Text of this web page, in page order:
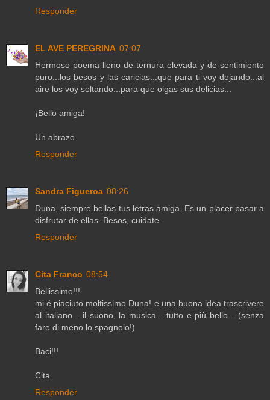
Responder
EL AVE PEREGRINA 07:07
Hermoso poema lleno de ternura elevada y de sentimiento
puro...los besos y las caricias...que para ti voy dejando...al
aire los voy soltando...para que oigas sus delicias...
¡Bello amiga!
Un abrazo.
Responder
Sandra Figueroa 08:26
Duna, siempre bellas tus letras amiga. Es un placer pasar a
disfrutar de ellas. Besos, cuidate.
Responder
Cita Franco 08:54
Bellissimo!!!
mi é piaciuto moltissimo Duna! e una buona idea trascrivere
al italiano... il suono, la musica... tutto e più bello... (senza
fare di meno lo spagnolo!)
Baci!!!
Cita
Responder